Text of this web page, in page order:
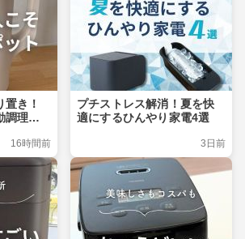
き！
調理ポ
16時間前
プチストレス解消！夏を快
適にするひんやり家電4選
3日前